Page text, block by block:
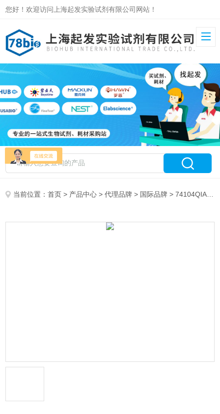
您好！欢迎访问上海起发实验试剂有限公司网站！
当前位置：首页 > 产品中心 >代理品牌 > 国际品牌 > 74104QIAGEN 74104*